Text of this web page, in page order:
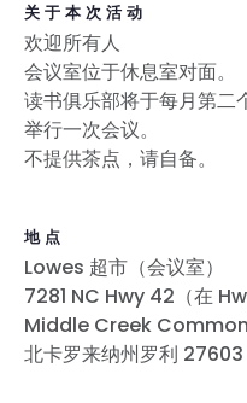
关于本次活动
欢迎所有人
会议室位于休息室对面。
读书俱乐部将于每月第二
举行一次会议。
不提供茶点，请自备。
地点
Lowes 超市（会议室）
7281 NC Hwy 42（在
Middle Creek
北卡罗来纳州罗利 27603